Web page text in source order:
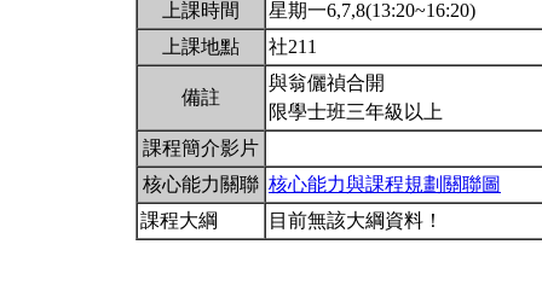
上課時間
星期一6,7,8(13:20~16:20)
上課地點
社211
備註
與翁儷禎合開
限學士班三年級以上
課程簡介影片
核心能力關聯 核心能力與課程規劃關聯圖
課程大綱
目前無該大綱資料！